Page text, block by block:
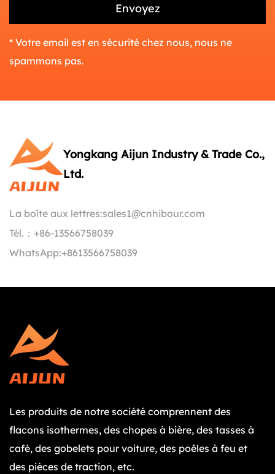
* Votre email est en sécurité chez nous, nous ne
spammons pas.
Yongkang Aijun Industry & Trade Co.,
Ltd.
La boîte aux lettres:sales1@cnhibour.com
Tél.： +86-13566758039
WhatsApp:+8613566758039
Les produits de notre société comprennent des
flacons isothermes, des chopes à bière, des tasses à
café, des gobelets pour voiture, des poêles à feu et
des pièces de traction, etc.